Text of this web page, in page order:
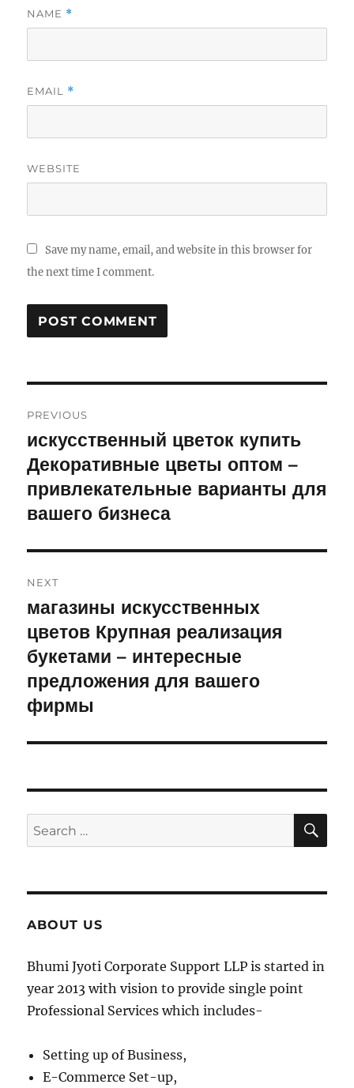
NAME *
EMAIL *
WEBSITE
Save my name, email, and website in this browser for
the next time I comment.
navigation
PREVIOUS
Previous
post:
искусственный цветок купить
Декоративные цветы оптом –
привлекательные варианты для
вашего бизнеса
NEXT
Next
post:
магазины искусственных
цветов Крупная реализация
букетами – интересные
предложения для вашего
фирмы
Search
for:
ABOUT US
Bhumi Jyoti Corporate Support LLP is started in
year 2013 with vision to provide single point
Professional Services which includes-
Setting up of Business,
E-Commerce Set-up,